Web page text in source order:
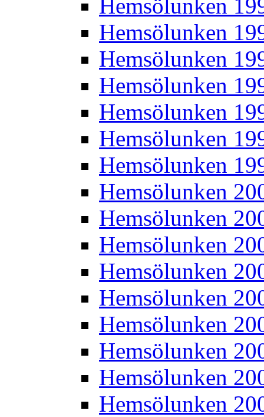
Hemsölunken
Hemsölunken
Hemsölunken
Hemsölunken
Hemsölunken
Hemsölunken
Hemsölunken
Hemsölunken
Hemsölunken
Hemsölunken
Hemsölunken
Hemsölunken
Hemsölunken
Hemsölunken
Hemsölunken
Hemsölunken